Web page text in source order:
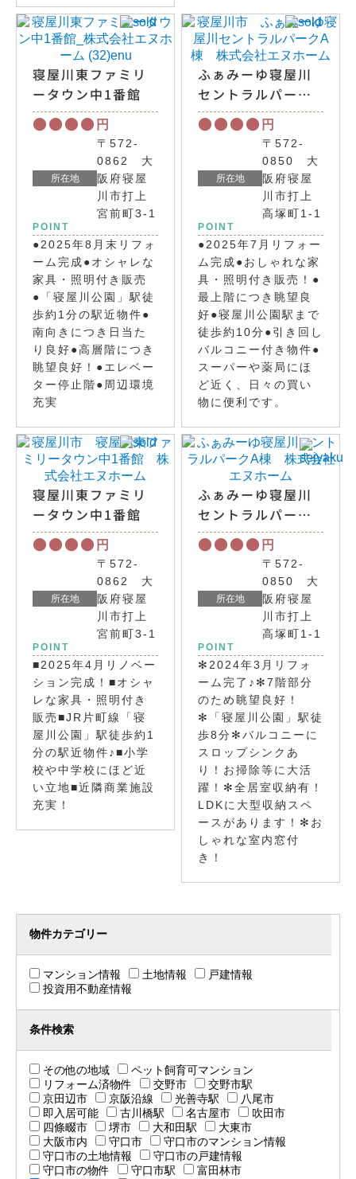
寝屋川東ファミリ
ータウン中1番館
●●●● 円
所在地
〒572-
0862 大
阪府寝屋
川市打上
宮前町3-1
POINT
●2025年8月末リフォ
ーム完成●オシャレな
家具・照明付き販売
●「寝屋川公園」駅徒
歩約1分の駅近物件●
南向きにつき日当た
り良好●高層階につき
眺望良好！●エレベー
ター停止階●周辺環境
充実
ふぁみーゆ寝屋川
セントラルパークA
棟
●●●● 円
所在地
〒572-
0850 大
阪府寝屋
川市打上
高塚町1-1
POINT
●2025年7月リフォー
ム完成●おしゃれな家
具・照明付き販売！●
最上階につき眺望良
好●寝屋川公園駅まで
徒歩約10分●引き回し
バルコニー付き物件●
スーパーや薬局にほ
ど近く、日々の買い
物に便利です。
寝屋川東ファミリ
ータウン中1番館
●●●● 円
所在地
〒572-
0862 大
阪府寝屋
川市打上
宮前町3-1
POINT
■2025年4月リノベー
ション完成！■オシャ
レな家具・照明付き
販売■JR片町線「寝
屋川公園」駅徒歩約1
分の駅近物件♪■小学
校や中学校にほど近
い立地■近隣商業施設
充実！
ふぁみーゆ寝屋川
セントラルパークA
棟
●●●● 円
所在地
〒572-
0850 大
阪府寝屋
川市打上
高塚町1-1
POINT
✻2024年3月リフォ
ーム完了♪✻7階部分
のため眺望良好！
✻「寝屋川公園」駅徒
歩8分✻バルコニーに
スロップシンクあ
り！お掃除等に大活
躍！✻全居室収納有！
LDKに大型収納スペ
ースがあります！✻お
しゃれな室内窓付
き！
物件カテゴリー
マンション情報 土地情報
戸建情報
投資用不動産情報
条件検索
その他の地域
ペット飼育可マンション
リフォーム済物件
交野市
交野市駅
京田辺市
京阪沿線 光善寺駅
八尾市
即入居可能
古川橋駅 名古屋市
吹田市
四條畷市
堺市 大和田駅
大東市
大阪市内
守口市
守口市のマンション情報
守口市の土地情報
守口市の戸建情報
守口市の物件
守口市駅
富田林市